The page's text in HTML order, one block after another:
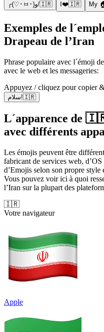
╭(♡･ㅂ･)و/🇮🇷 I❤️🇮🇷 My
Exemples de
Drapeau de l’Iran
Phrase populaire avec l´émoji
avec le web et les messageries:
Appuyez / cliquez pour copier
سلام!🇮🇷
L´apparence de
avec différents
Les émojis peuvent être
fabricant de services web,
d’Emojis selon son propre style
Vous pouvez voir ici à quoi
l’Iran sur la plupart des
🇮🇷
Votre navigateur
Apple